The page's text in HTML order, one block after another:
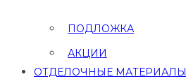
ПОДЛОЖКА
АКЦИИ
ОТДЕЛОЧНЫЕ МАТЕРИАЛЫ